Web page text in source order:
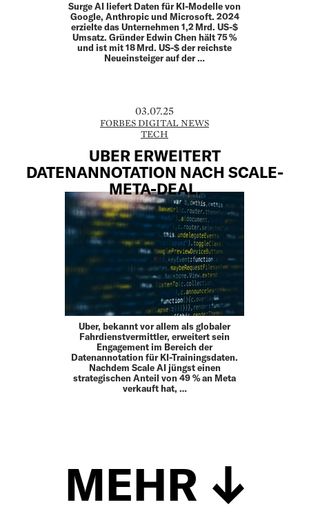
Surge AI liefert Daten für KI-Modelle von
Google, Anthropic und Microsoft. 2024
erzielte das Unternehmen 1,2 Mrd. US-$
Umsatz. Gründer Edwin Chen hält 75 %
und ist mit 18 Mrd. US-$ der reichste
Neueinsteiger auf der …
03.07.25
FORBES DIGITAL NEWS
TECH
UBER ERWEITERT
DATENANNOTATION NACH SCALE-
META-DEAL.
Uber, bekannt vor allem als globaler
Fahrdienstvermittler, erweitert sein
Engagement im Bereich der
Datenannotation für KI-Trainingsdaten.
Nachdem Scale AI jüngst einen
strategischen Anteil von 49 % an Meta
verkauft hat, …
MEHR